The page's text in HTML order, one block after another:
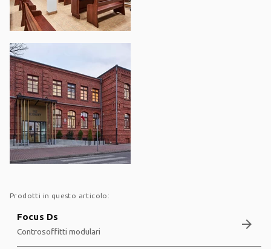
Prodotti in questo articolo:
Focus Ds
Controsoffitti modulari arrow_forward